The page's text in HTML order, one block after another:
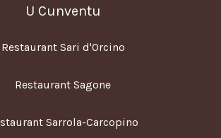
U Cunventu
Restaurant Sari d'Orcino
Restaurant Sagone
Sarrola-Carcopino